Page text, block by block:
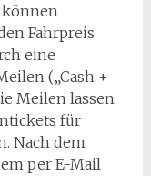
können
Fahrpreis
eine
(„Cash +
Meilen lassen
für
Nach dem
per E-Mail